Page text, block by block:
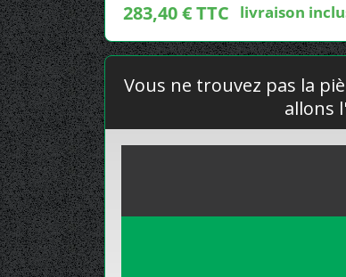
283,40 € TTC livraison
Vous ne trouvez pas la
allons